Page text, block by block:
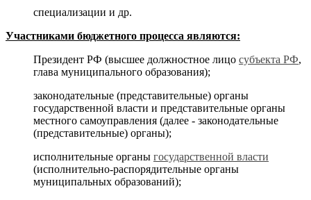
специализации и др.
Участниками бюджетного процесса являются:
Президент РФ (высшее должностное лицо субъекта РФ,
глава муниципального образования);
законодательные (представительные) органы
государственной власти и представительные органы
местного самоуправления (далее - законодательные
(представительные) органы);
исполнительные органы государственной власти
(исполнительно-распорядительные органы
муниципальных образований);